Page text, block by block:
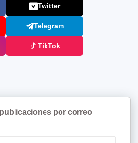
Twitter
Telegram
TikTok
por correo